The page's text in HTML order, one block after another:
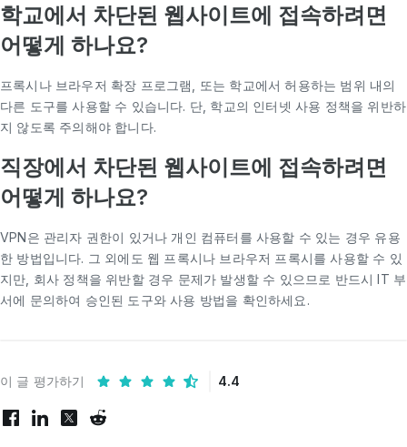
학교에서 차단된 웹사이트에 접속하려면
어떻게 하나요?
프록시나 브라우저 확장 프로그램, 또는 학교에서 허용하는 범위 내의
다른 도구를 사용할 수 있습니다. 단, 학교의 인터넷 사용 정책을 위반하
지 않도록 주의해야 합니다.
직장에서 차단된 웹사이트에 접속하려면
어떻게 하나요?
VPN은 관리자 권한이 있거나 개인 컴퓨터를 사용할 수 있는 경우 유용
한 방법입니다. 그 외에도 웹 프록시나 브라우저 프록시를 사용할 수 있
지만, 회사 정책을 위반할 경우 문제가 발생할 수 있으므로 반드시 IT 부
서에 문의하여 승인된 도구와 사용 방법을 확인하세요.
이 글 평가하기 4.4